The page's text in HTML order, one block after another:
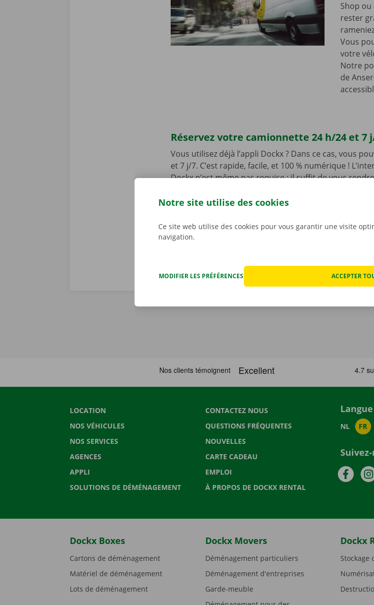
Shop
rester
Vous
votre
Notre
de
Réservez votre camionnette 24 h/24 et 7
Vous utilisez déjà l’appli Dockx ? Dans ce cas, vous
et 7 j/7. C’est rapide, facile, et 100 % numérique !
Dockx n’est même pas requise : il suffit de vous
Téléchargez l’appli gratuite pour Android sur le
LOCATION
NOS VÉHICULES
NOS SERVICES
AGENCES
APPLI
SOLUTIONS DE DÉMÉNAGEMENT
CONTACTEZ NOUS
QUESTIONS FRÉQUENTES
NOUVELLES
CARTE CADEAU
EMPLOI
À PROPOS DE DOCKX RENTAL
Langue
NL FR
Dockx Boxes
Cartons de déménagement
Matériel de déménagement
Lots de déménagement
Dockx Movers
Déménagement particuliers
Déménagement d'entreprises
Garde-meuble
Dockx
Stockage
Notre site utilise des cookies
Ce site web utilise des cookies pour vous garantir une visite
navigation.
MODIFIER LES PRÉFÉRENCES ACCEPTER